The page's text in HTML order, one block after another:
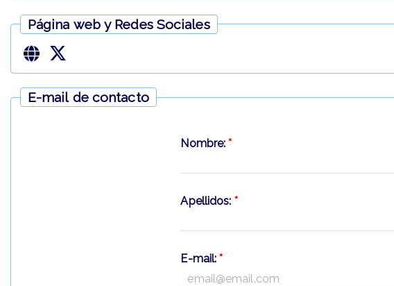
Página web y Redes Sociales
E-mail de contacto
Nombre:*
Apellidos: *
E-mail:*